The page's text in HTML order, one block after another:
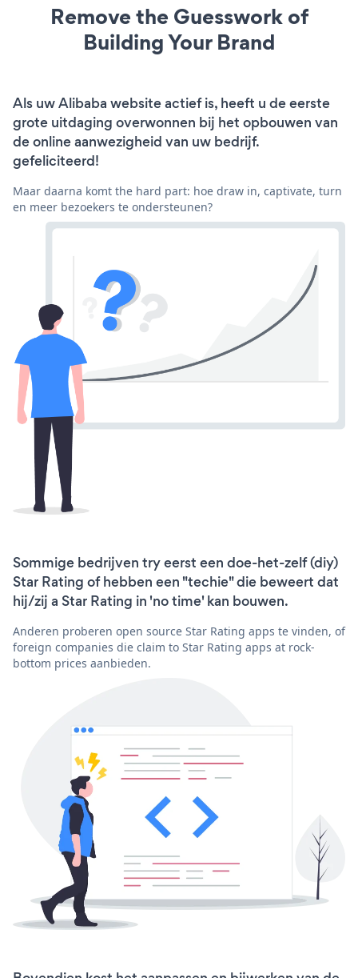
Remove the Guesswork of
Building Your Brand
Als uw Alibaba website actief is, heeft u de eerste
grote uitdaging overwonnen bij het opbouwen van
de online aanwezigheid van uw bedrijf.
gefeliciteerd!
Maar daarna komt the hard part: hoe draw in, captivate, turn
en meer bezoekers te ondersteunen?
Sommige bedrijven try eerst een doe-het-zelf (diy)
Star Rating of hebben een "techie" die beweert dat
hij/zij a Star Rating in 'no time' kan bouwen.
Anderen proberen open source Star Rating apps te vinden, of
foreign companies die claim to Star Rating apps at rock-
bottom prices aanbieden.